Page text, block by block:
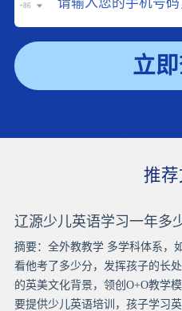
+86
立
推
辽源少儿英语学习一年多
摘要：全外教教学 多学科体系，
看他考了多少分，发挥孩子的长
的英美文化背景，领创O+O教学
要提供少儿英语培训，孩子学习